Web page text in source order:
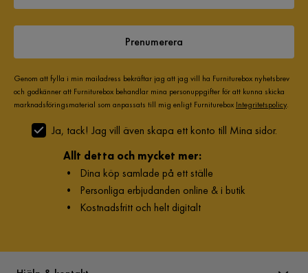
Prenumerera
Genom att fylla i min mailadress bekräftar jag att jag vill ha Furniturebox nyhetsbrev
och godkänner att Furniturebox behandlar mina personuppgifter för att kunna skicka
marknadsföringsmaterial som anpassats till mig enligt Furniturebox Integritetspolicy.
Ja, tack! Jag vill även skapa ett konto till Mina sidor.
Allt detta och mycket mer:
• Dina köp samlade på ett ställe
• Personliga erbjudanden online & i butik
• Kostnadsfritt och helt digitalt